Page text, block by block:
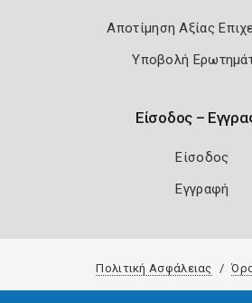
Αποτίμηση Αξίας
Υποβολή
Είσοδος –
Είσοδος
Εγγραφή
Πολιτική Ασφάλειας